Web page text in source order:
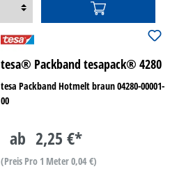
tesa® Packband tesapack® 4280
tesa Packband Hotmelt braun 04280-00001-
00
ab 2,25 €*
(Preis Pro 1 Meter 0,04 €)